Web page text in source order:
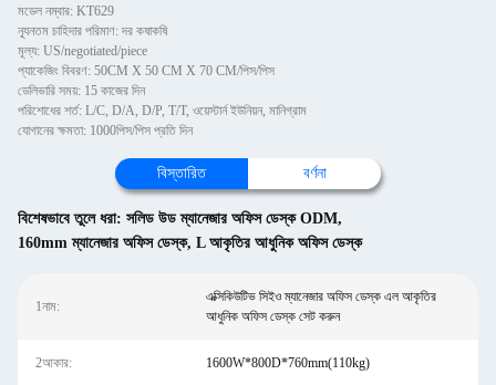
মডেল নম্বার: KT629
ন্যূনতম চাহিদার পরিমাণ: দর কষাকষি
মূল্য: US/negotiated/piece
প্যাকেজিং বিবরণ: 50CM X 50 CM X 70 CM/পিস/পিস
ডেলিভারি সময়: 15 কাজের দিন
পরিশোধের শর্ত: L/C, D/A, D/P, T/T, ওয়েস্টার্ন ইউনিয়ন, মানিগ্রাম
যোগানের ক্ষমতা: 1000পিস/পিস প্রতি দিন
বিস্তারিত বর্ণনা
বিশেষভাবে তুলে ধরা: সলিড উড ম্যানেজার অফিস ডেস্ক ODM,
160mm ম্যানেজার অফিস ডেস্ক, L আকৃতির আধুনিক অফিস ডেস্ক
1নাম:
এক্সিকিউটিভ সিইও ম্যানেজার অফিস ডেস্ক এল আকৃতির
আধুনিক অফিস ডেস্ক সেট করুন
2আকার: 1600W*800D*760mm(110kg)